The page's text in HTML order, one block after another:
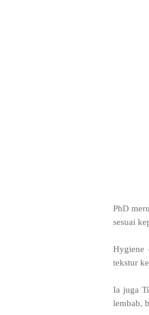
PhD
sesuai
Hygiene
tekstur
Ia juga
lembab,